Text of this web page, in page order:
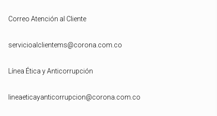
Correo Atención al Cliente
servicioalclientems@corona.com.co
Línea Ética y Anticorrupción
lineaeticayanticorrupcion@corona.com.co